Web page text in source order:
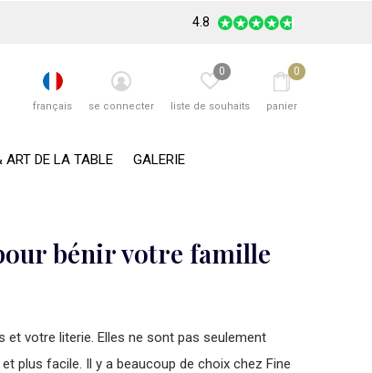
ART DE LA TABLE GALERIE
français se connecter liste de souhaits
0
panier
0
4.8
bénir votre famille
votre literie. Elles ne sont pas seulement
plus facile. Il y a beaucoup de choix chez Fine